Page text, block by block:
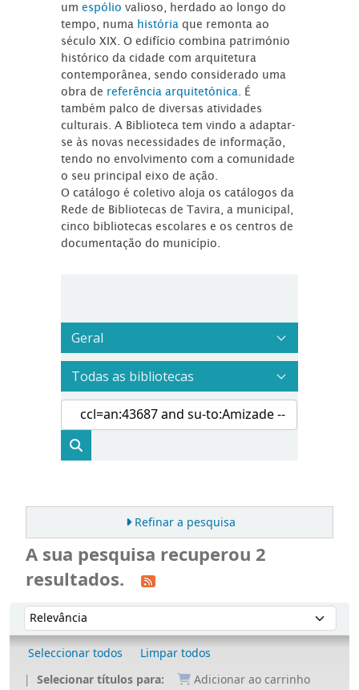
umespóliovalioso, herdado ao longo do
tempo, numa história que remonta ao
século XIX. O edifício combina património
histórico da cidade com arquitetura
contemporânea, sendo considerado uma
obra de referência arquitetónica . É
também palco de diversas atividades
culturais. A Biblioteca tem vindo a adaptar-
se às novas necessidades de informação,
tendo no envolvimento com a comunidade
o seu principal eixo de ação.
O catálogo é coletivo aloja os catálogos da
Rede de Bibliotecas de Tavira, a municipal,
cinco bibliotecas escolares e os centros de
documentação do município.
Refinar a pesquisa
A sua pesquisa recuperou 2
resultados.
Ordenar
Ordenar por:
Seleccionar todos
Limpar todos
Selecionar títulos para:
Adicionar ao carrinho